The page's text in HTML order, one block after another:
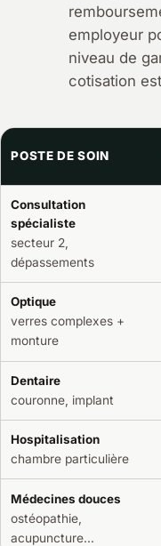
employeur
niveau de
cotisation est
POSTE DE SOIN
Consultation
spécialiste
secteur 2,
dépassements
Optique
verres complexes +
monture
Dentaire
couronne, implant
Hospitalisation
chambre particulière
Médecines douces
ostéopathie,
acupuncture…